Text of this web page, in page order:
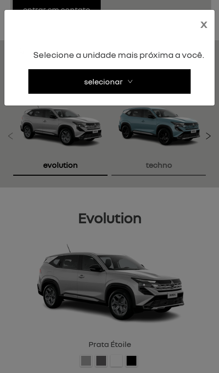
entrar em contato
BOREAL
versões
evolution techno
Anterior
Evolution
Prata Étoile
x
Selecione a unidade mais próxima a você.
selecionar